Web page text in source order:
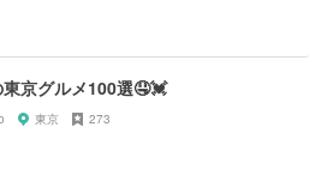
京グルメ100選🤤💓
東京 273